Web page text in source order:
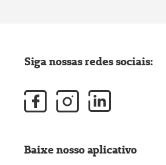
Siga nossas redes sociais:
Baixe nosso aplicativo